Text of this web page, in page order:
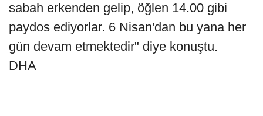
sabah erkenden gelip, öğlen 14.00 gibi
paydos ediyorlar. 6 Nisan'dan bu yana her
gün devam etmektedir" diye konuştu.
DHA